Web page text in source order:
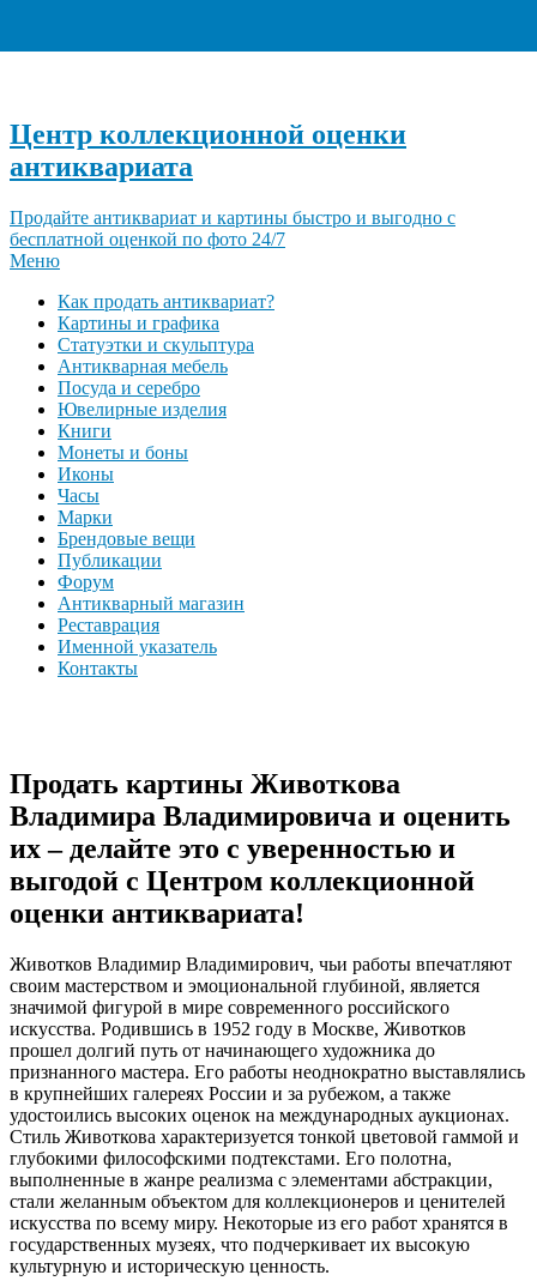
Центр коллекционной оценки
антиквариата
Продайте антиквариат и картины быстро и выгодно с
бесплатной оценкой по фото 24/7
Меню
Как продать антиквариат?
Картины и графика
Статуэтки и скульптура
Антикварная мебель
Посуда и серебро
Ювелирные изделия
Книги
Монеты и боны
Иконы
Часы
Марки
Брендовые вещи
Публикации
Форум
Антикварный магазин
Реставрация
Именной указатель
Контакты
Продать картины Животкова
Владимира Владимировича и оценить
их – делайте это с уверенностью и
выгодой с Центром коллекционной
оценки антиквариата!
Животков Владимир Владимирович, чьи работы впечатляют
своим мастерством и эмоциональной глубиной, является
значимой фигурой в мире современного российского
искусства. Родившись в 1952 году в Москве, Животков
прошел долгий путь от начинающего художника до
признанного мастера. Его работы неоднократно выставлялись
в крупнейших галереях России и за рубежом, а также
удостоились высоких оценок на международных аукционах.
Стиль Животкова характеризуется тонкой цветовой гаммой и
глубокими философскими подтекстами. Его полотна,
выполненные в жанре реализма с элементами абстракции,
стали желанным объектом для коллекционеров и ценителей
искусства по всему миру. Некоторые из его работ хранятся в
государственных музеях, что подчеркивает их высокую
культурную и историческую ценность.